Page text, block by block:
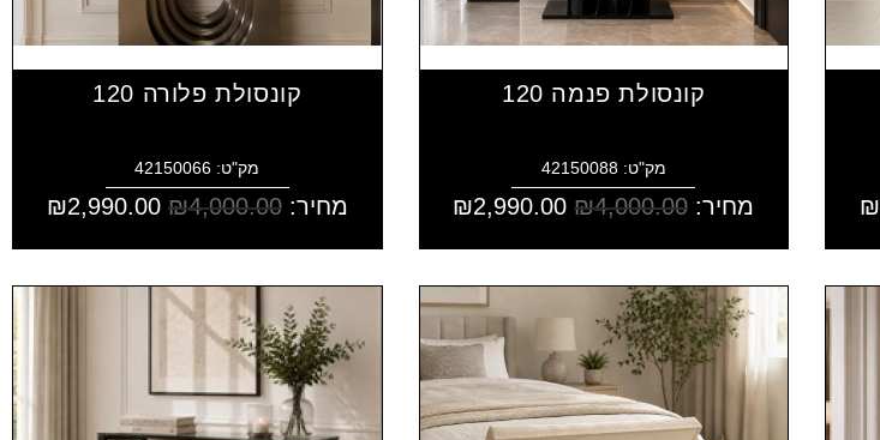
₪
קונסולת פנמה 120
מק"ט: 42150088
מחיר: ₪4,000.00
₪2,990.00
קונסולת פלורה 120
מק"ט: 42150066
מחיר: ₪4,000.00
₪2,990.00